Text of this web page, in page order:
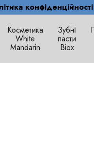
конфіденційності
Косметика
White
Mandarin
Зубні
пасти
Biox